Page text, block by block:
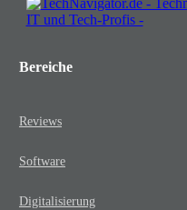
Bereiche
Reviews
Software
Digitalisierung